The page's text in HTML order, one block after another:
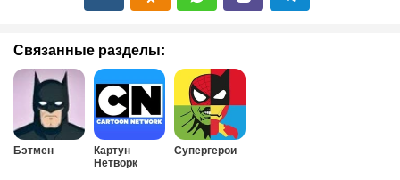
Связанные разделы:
Бэтмен
Картун
Нетворк
Супергерои